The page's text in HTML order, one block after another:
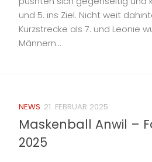
und 5. ins Ziel. Nicht weit
Kurzstrecke als 7. und Leonie
Männern...
NEWS 21. FEBRUAR 2025
Maskenball Anwil –
2025